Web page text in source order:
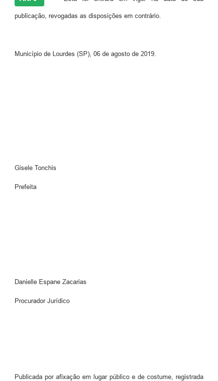
publicação, revogadas as disposições em contrário.
Município de Lourdes (SP), 06 de agosto de 2019.
Gisele Tonchis
Prefeita
Danielle Espane Zacarias
Procurador Jurídico
Publicada por afixação em lugar público e de costume, registrada